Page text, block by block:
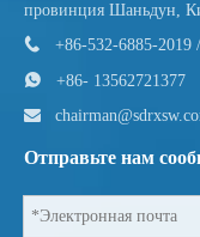
провинция Шаньдун,

+86-532-6885-2019

+86- 13562721377

Отправьте нам